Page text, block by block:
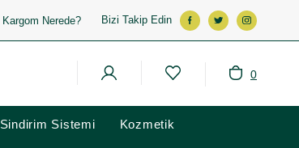
Kargom Nerede? Bizi Takip Edin
0
Sindirim Sistemi Kozmetik